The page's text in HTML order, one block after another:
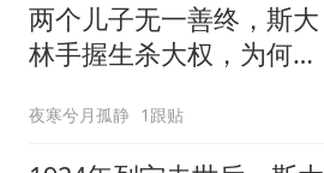
两个儿子无一善终，斯大
林手握生杀大权，为何保
夜寒兮月孤静 1跟贴